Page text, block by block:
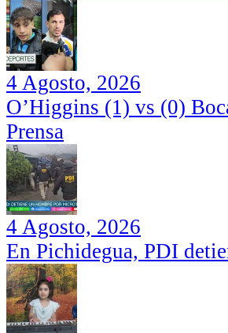
4 Agosto, 2026
O’Higgins (1) vs (0)
Prensa
4 Agosto, 2026
En Pichidegua, PDI